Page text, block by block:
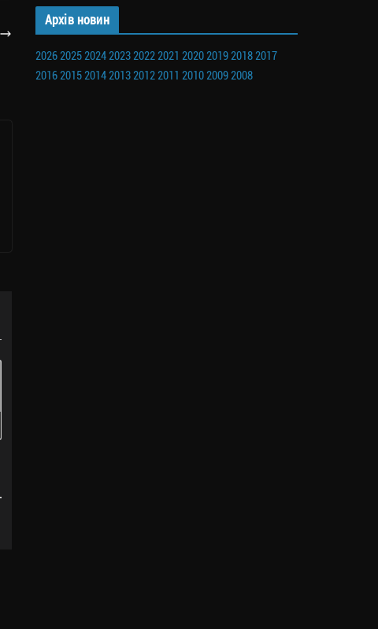
Архів новин
202620252024202320222021 2020201920182017
201620152014201320122011 201020092008